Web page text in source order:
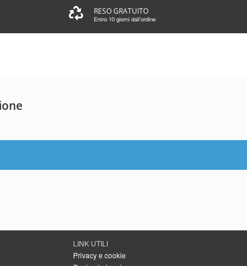
RESO GRATUITO
Entro 10 giorni dall'ordine
LINK UTILI
Privacy e cookie